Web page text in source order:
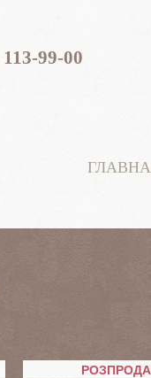
99-00